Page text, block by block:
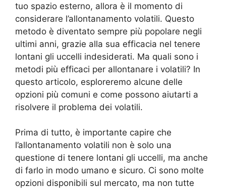
tuo spazio esterno, allora è il momento di
considerare l’allontanamento volatili. Questo
metodo è diventato sempre più popolare negli
ultimi anni, grazie alla sua efficacia nel tenere
lontani gli uccelli indesiderati. Ma quali sono i
metodi più efficaci per allontanare i volatili? In
questo articolo, esploreremo alcune delle
opzioni più comuni e come possono aiutarti a
risolvere il problema dei volatili.
Prima di tutto, è importante capire che
l’allontanamento volatili non è solo una
questione di tenere lontani gli uccelli, ma anche
di farlo in modo umano e sicuro. Ci sono molte
opzioni disponibili sul mercato, ma non tutte